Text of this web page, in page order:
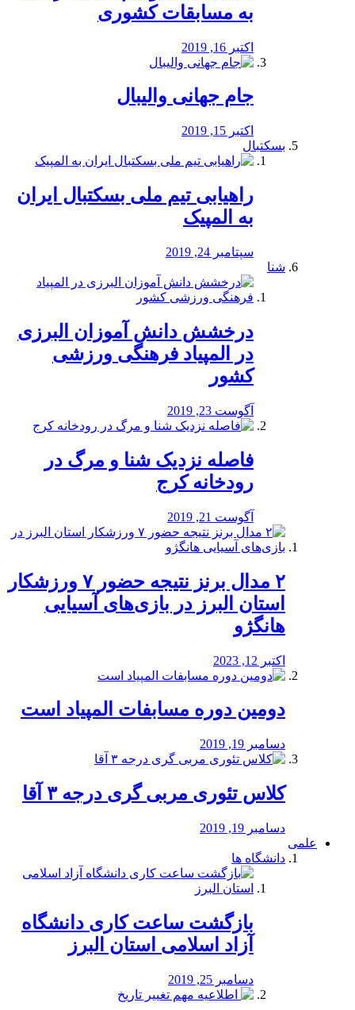
به مسابقات کشوری
اکتبر 16, 2019
جام جهانی والیبال
اکتبر 15, 2019
بسکتبال
راهیابی تیم ملی بسکتبال ایران
به المپیک
سپتامبر 24, 2019
شنا
درخشش دانش آموزان البرزی
در المپیاد فرهنگی ورزشی
کشور
آگوست 23, 2019
️فاصله نزدیک شنا و مرگ در
رودخانه کرج
آگوست 21, 2019
۲ مدال برنز نتیجه حضور ۷ ورزشکار
استان البرز در بازی‌های آسیایی
هانگژو
اکتبر 12, 2023
دومین دوره مسابفات المپیاد است
دسامبر 19, 2019
کلاس تئوری مربی گری درجه ۳ آقا
دسامبر 19, 2019
علمی
دانشگاه ها
بازگشت ساعت کاری دانشگاه
آزاد اسلامی استان البرز
دسامبر 25, 2019